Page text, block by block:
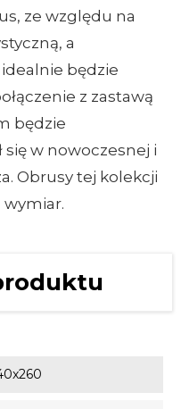
ze względu na
a
będzie
z zastawą
będzie
w nowoczesnej i
Obrusy tej kolekcji